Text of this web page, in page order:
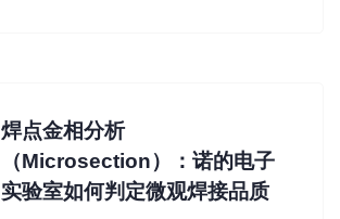
焊点金相分析
（Microsection）：诺的电子
实验室如何判定微观焊接品质